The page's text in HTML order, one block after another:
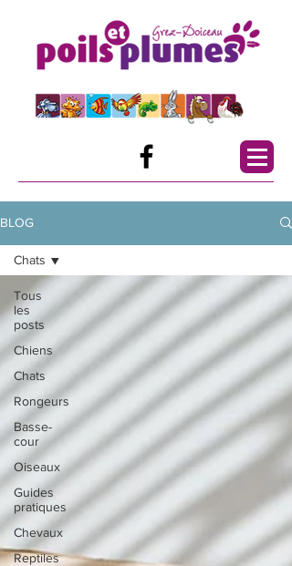
BLOG
Tous
les
posts
Chiens
Chats
Rongeurs
Basse-
cour
Oiseaux
Guides
pratiques
Chevaux
Reptiles
Chats